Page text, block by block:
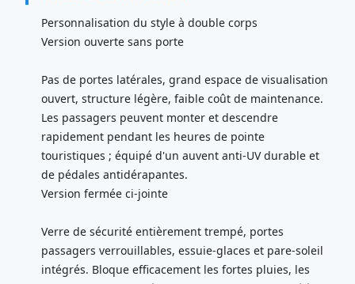
Personnalisation du style à double corps
Version ouverte sans porte
Pas de portes latérales, grand espace de visualisation
ouvert, structure légère, faible coût de maintenance.
Les passagers peuvent monter et descendre
rapidement pendant les heures de pointe
touristiques ; équipé d'un auvent anti-UV durable et
de pédales antidérapantes.
Version fermée ci-jointe
Verre de sécurité entièrement trempé, portes
passagers verrouillables, essuie-glaces et pare-soleil
intégrés. Bloque efficacement les fortes pluies, les